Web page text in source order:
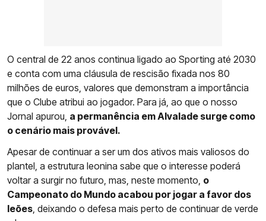
O central de 22 anos continua ligado ao Sporting até 2030
e conta com uma cláusula de rescisão fixada nos 80
milhões de euros, valores que demonstram a importância
que o Clube atribui ao jogador. Para já, ao que o nosso
Jornal apurou, a permanência em Alvalade surge como
o cenário mais provável.
Apesar de continuar a ser um dos ativos mais valiosos do
plantel, a estrutura leonina sabe que o interesse poderá
voltar a surgir no futuro, mas, neste momento, o
Campeonato do Mundo acabou por jogar a favor dos
leões , deixando o defesa mais perto de continuar de verde